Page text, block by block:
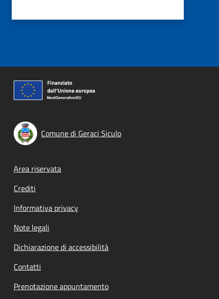
Comune di Geraci Siculo
Footer menu
Area riservata
Crediti
Informativa privacy
Note legali
Dichiarazione di accessibilità
Contatti
Prenotazione appuntamento